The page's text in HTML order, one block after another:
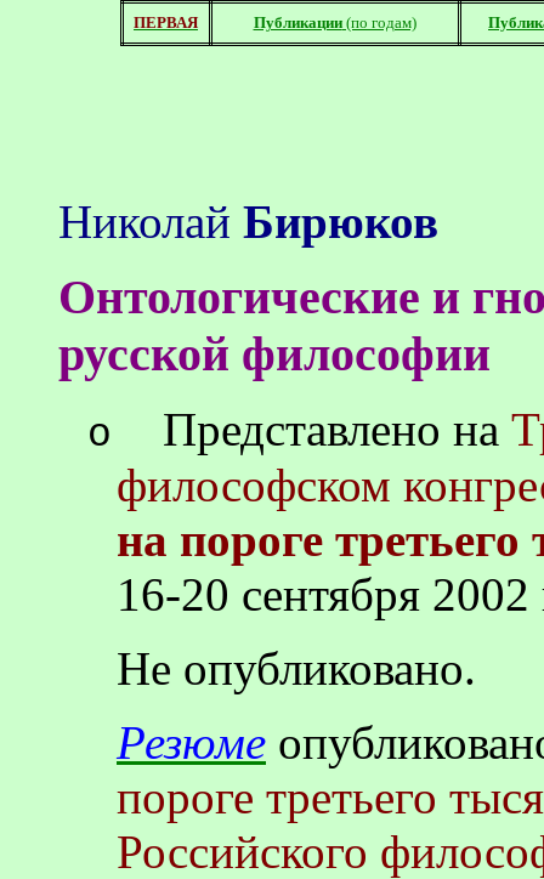
ПЕРВАЯ Публикации(по годам)
Николай Бирюков
Онтологические и
русской философии
o Представлено на
философском
на пороге
16-20 сентября 2002
Не опубликовано.
Резюме
пороге третьего
Российского